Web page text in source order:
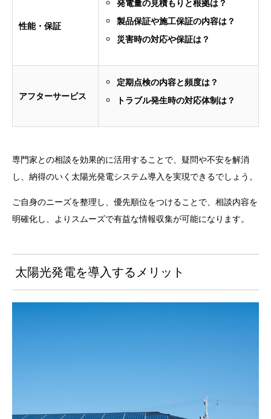
性能・保証
発電量の見積もりと根拠は？
製品保証や施工保証の内容は？
災害時の対応や保証は？
アフターサービス
定期点検の内容と頻度は？
トラブル発生時の対応体制は？
専門家との相談を効果的に活用することで、疑問や不安を解消
し、納得のいく太陽光発電システム導入を実現できるでしょう。
ご自身のニーズを整理し、優先順位をつけることで、相談内容を
明確化し、よりスムーズで有益な情報収集が可能になります。
太陽光発電を導入するメリット